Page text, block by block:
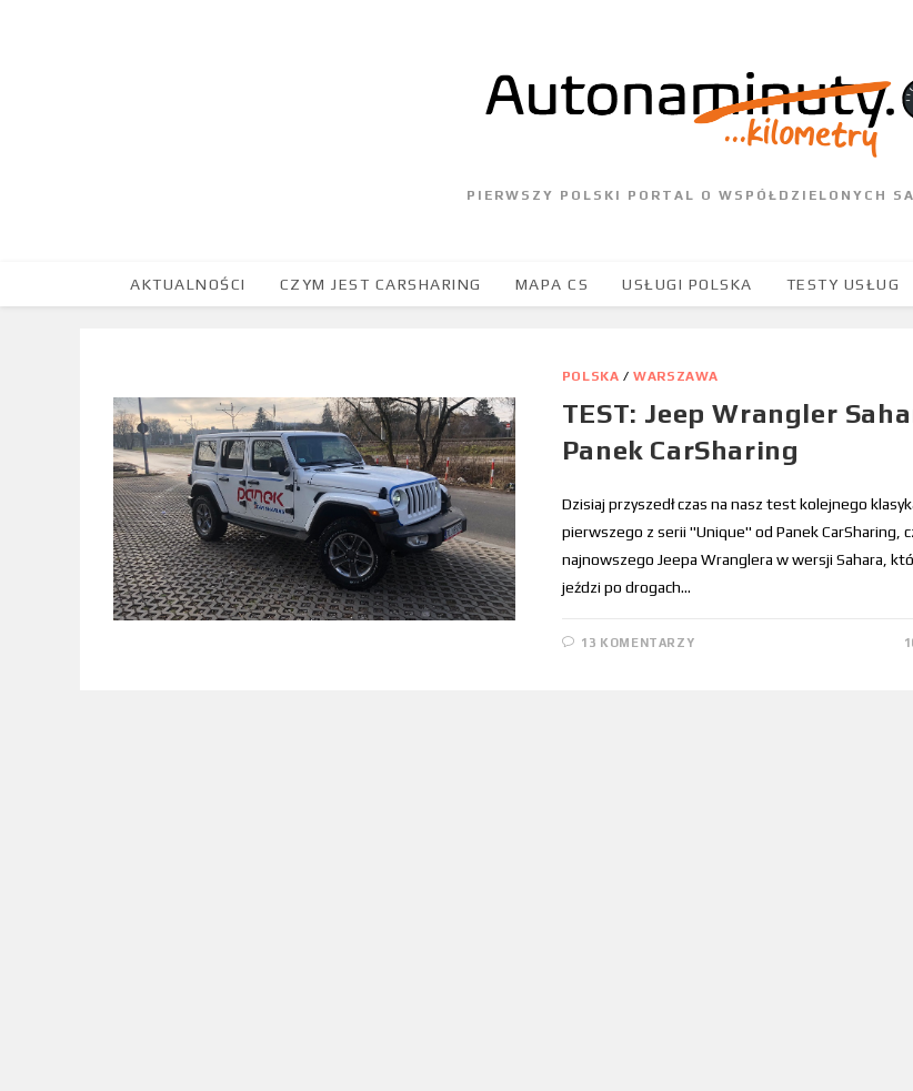
PIERWSZY POLSKI PORTAL O WSPÓŁDZIELONYCH
AKTUALNOŚCI CZYM JEST CARSHARING MAPA CS USŁUGI POLSKA TESTY USŁUG
POLSKA /WARSZAWA
TEST: Jeep Wrangler
Panek CarSharing
Dzisiaj przyszedł czas na nasz test kolejnego
pierwszego z serii "Unique" od Panek CarSharing,
najnowszego Jeepa Wranglera w wersji Sahara,
jeździ po drogach…
13 KOMENTARZY